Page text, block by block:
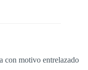
con motivo entrelazado